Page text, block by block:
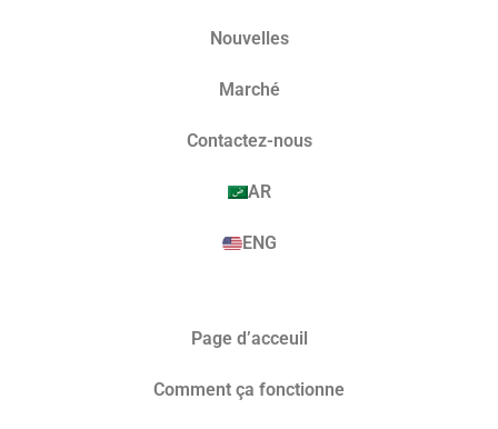
Nouvelles
Marché​
Contactez-nous
AR
ENG
Page d’acceuil
Comment ça fonctionne